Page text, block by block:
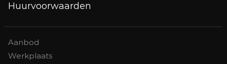
Huurvoorwaarden
Aanbod
Werkplaats